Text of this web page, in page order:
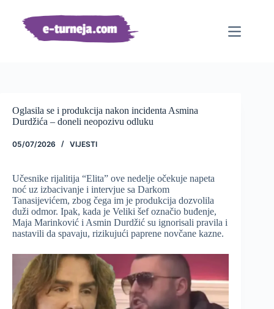
sadržaj
Oglasila se i produkcija nakon incidenta Asmina
Durdžića – doneli neopozivu odluku
05/07/2026 VIJESTI
Učesnike rijalitija “Elita” ove nedelje očekuje napeta
noć uz izbacivanje i intervjue sa Darkom
Tanasijevićem, zbog čega im je produkcija dozvolila
duži odmor. Ipak, kada je Veliki šef označio buđenje,
Maja Marinković i Asmin Durdžić su ignorisali pravila i
nastavili da spavaju, rizikujući paprene novčane kazne.